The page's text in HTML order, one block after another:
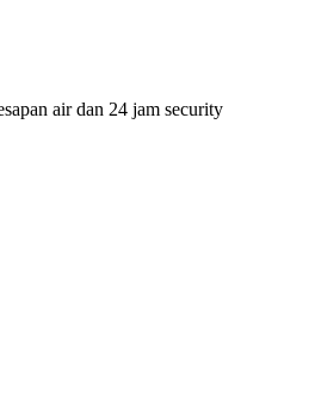
air dan 24 jam security